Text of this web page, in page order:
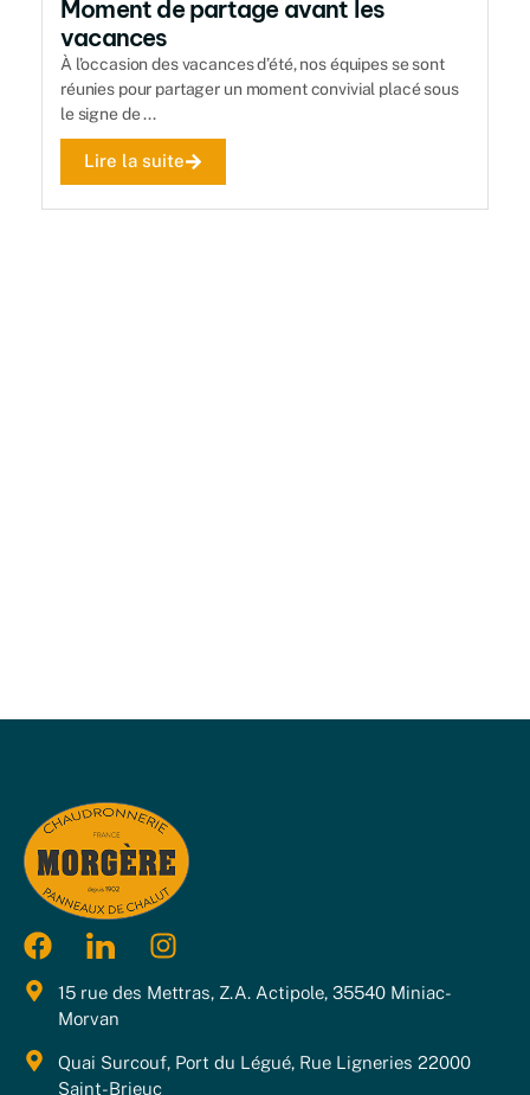
Moment de partage avant les
vacances
À l’occasion des vacances d’été, nos équipes se sont
réunies pour partager un moment convivial placé sous
le signe de ...
Lire la suite
15 rue des Mettras, Z.A. Actipole, 35540 Miniac-
Morvan
Quai Surcouf, Port du Légué, Rue Ligneries 22000
Saint-Brieuc